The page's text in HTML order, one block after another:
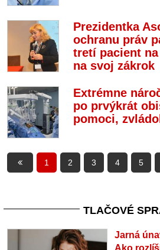
Prezidentka
ochranu práv
tretí pacient
na svoj zákrok
Extrémne
po prvýkrát
pomoci,
1 2 3 4 5
TLAČOVÉ
Jarná
Ako